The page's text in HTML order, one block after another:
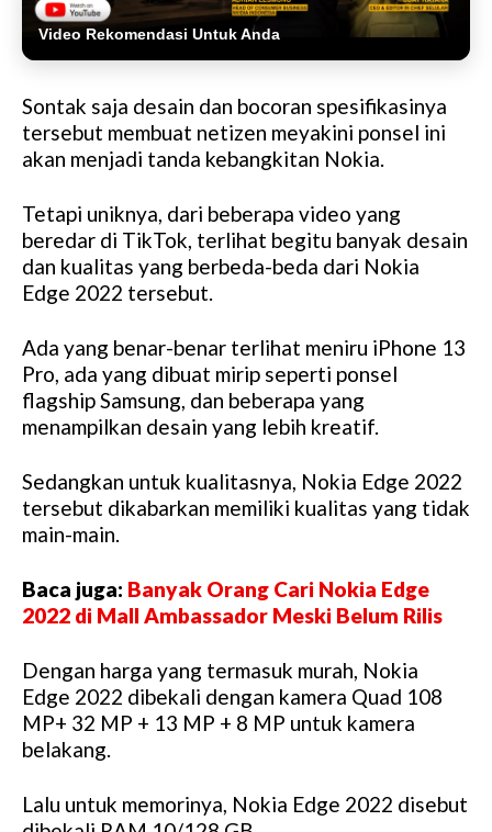
Video Rekomendasi Untuk Anda
Sontak saja desain dan bocoran spesifikasinya
tersebut membuat netizen meyakini ponsel ini
akan menjadi tanda kebangkitan Nokia.
Tetapi uniknya, dari beberapa video yang
beredar di TikTok, terlihat begitu banyak desain
dan kualitas yang berbeda-beda dari Nokia
Edge 2022 tersebut.
Ada yang benar-benar terlihat meniru iPhone 13
Pro, ada yang dibuat mirip seperti ponsel
flagship Samsung, dan beberapa yang
menampilkan desain yang lebih kreatif.
Sedangkan untuk kualitasnya, Nokia Edge 2022
tersebut dikabarkan memiliki kualitas yang tidak
main-main.
Baca juga: Banyak Orang Cari Nokia Edge
2022 di Mall Ambassador Meski Belum Rilis
Dengan harga yang termasuk murah, Nokia
Edge 2022 dibekali dengan kamera Quad 108
MP+ 32 MP + 13 MP + 8 MP untuk kamera
belakang.
Lalu untuk memorinya, Nokia Edge 2022 disebut